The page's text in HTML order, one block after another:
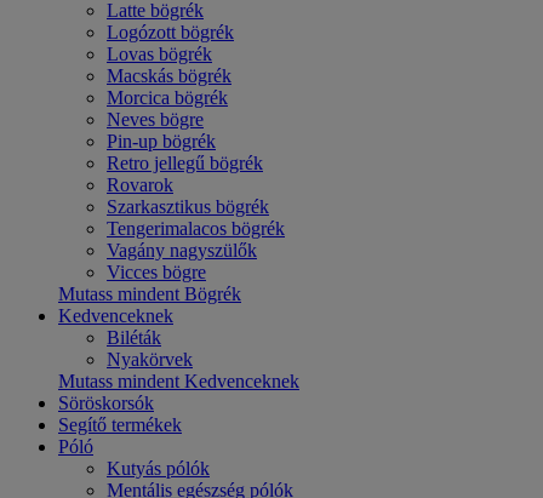
Latte bögrék
Logózott bögrék
Lovas bögrék
Macskás bögrék
Morcica bögrék
Neves bögre
Pin-up bögrék
Retro jellegű bögrék
Rovarok
Szarkasztikus bögrék
Tengerimalacos bögrék
Vagány nagyszülők
Vicces bögre
Mutass mindent Bögrék
Kedvenceknek
Biléták
Nyakörvek
Mutass mindent Kedvenceknek
Söröskorsók
Segítő termékek
Póló
Kutyás pólók
Mentális egészség pólók